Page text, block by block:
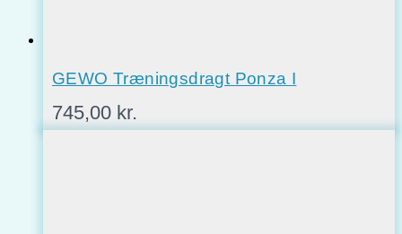
GEWO Træningsdragt Ponza I
745,00 kr.